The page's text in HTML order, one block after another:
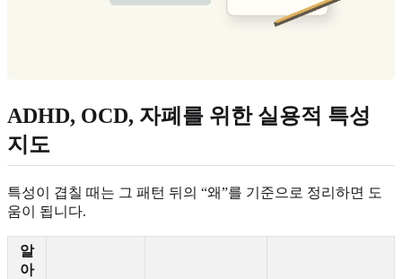
ADHD, OCD, 자폐를 위한 실용적 특성
지도
특성이 겹칠 때는 그 패턴 뒤의 “왜”를 기준으로 정리하면 도
움이 됩니다.
알
아